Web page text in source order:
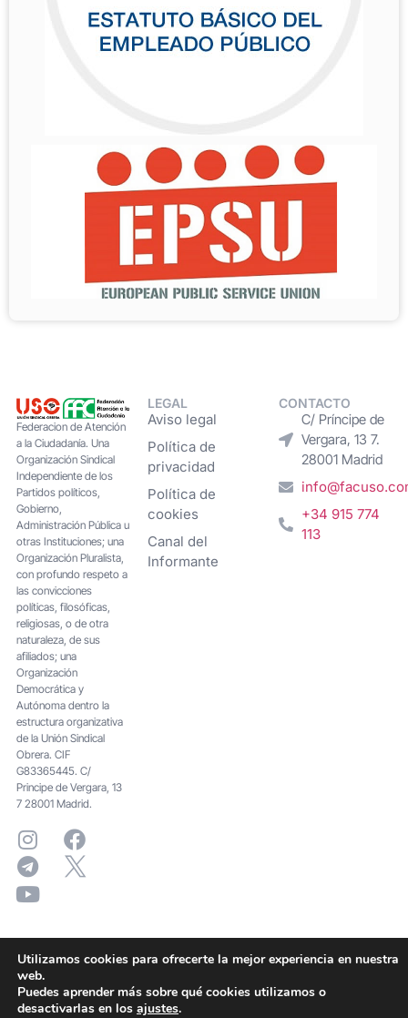
Federacion de Atención
a la Ciudadanía. Una
Organización Sindical
Independiente de los
Partidos políticos,
Gobierno,
Administración Pública u
otras Instituciones; una
Organización Pluralista,
con profundo respeto a
las convicciones
políticas, filosóficas,
religiosas, o de otra
naturaleza, de sus
afiliados; una
Organización
Democrática y
Autónoma dentro la
estructura organizativa
de la Unión Sindical
Obrera. CIF
G83365445. C/
Principe de Vergara, 13
7 28001 Madrid.
LEGAL
Aviso legal
Política de
privacidad
Política de
cookies
Canal del
Informante
CONTACTO
C/ Príncipe de
Vergara, 13 7.
28001 Madrid
+34 915 774
113
Utilizamos cookies para ofrecerte la mejor experiencia en nuestra
web.
Puedes aprender más sobre qué cookies utilizamos o
desactivarlas en los ajustes.